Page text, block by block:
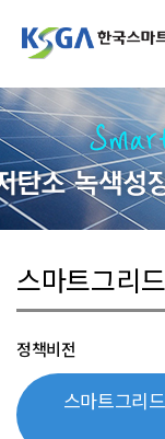
스마트그리
정책비전
스마트그리